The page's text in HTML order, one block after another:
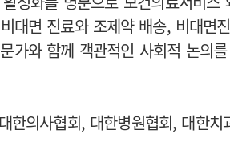
대면 진료와 조제약 배송, 비대면
가와 함께 객관적인 사회적 논의
한의사협회, 대한병원협회, 대한